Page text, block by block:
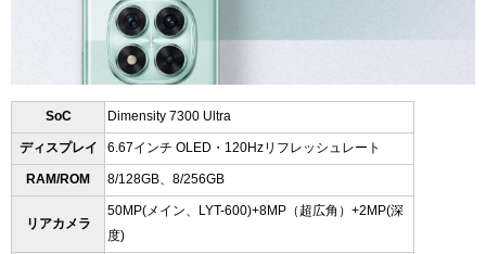
SoC Dimensity 7300 Ultra
ディスプレイ 6.67インチ OLED・120Hzリフレッシュレート
RAM/ROM 8/128GB、8/256GB
リアカメラ
50MP(メイン、 LYT-600)+8MP（超広角）+2MP(深
度)